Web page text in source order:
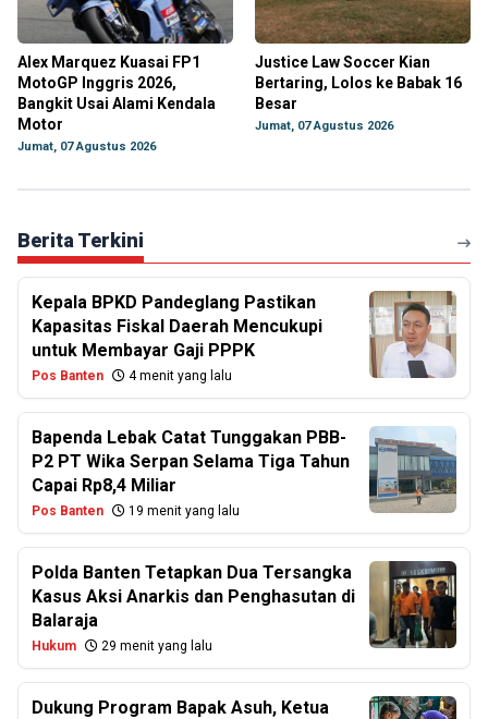
Alex Marquez Kuasai FP1
MotoGP Inggris 2026,
Bangkit Usai Alami Kendala
Motor
Jumat, 07 Agustus 2026
Justice Law Soccer Kian
Bertaring, Lolos ke Babak 16
Besar
Jumat, 07 Agustus 2026
Berita Terkini
Kepala BPKD Pandeglang Pastikan
Kapasitas Fiskal Daerah Mencukupi
untuk Membayar Gaji PPPK
Pos Banten 4 menit yang lalu
Bapenda Lebak Catat Tunggakan PBB-
P2 PT Wika Serpan Selama Tiga Tahun
Capai Rp8,4 Miliar
Pos Banten 19 menit yang lalu
Polda Banten Tetapkan Dua Tersangka
Kasus Aksi Anarkis dan Penghasutan di
Balaraja
Hukum 29 menit yang lalu
Dukung Program Bapak Asuh, Ketua